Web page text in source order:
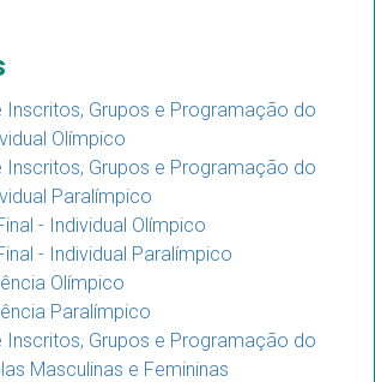
Inscritos, Grupos e Programação do
Olímpico
Inscritos, Grupos e Programação do
Paralímpico
- Individual Olímpico
- Individual Paralímpico
Olímpico
Paralímpico
Inscritos, Grupos e Programação do
Masculinas e Femininas